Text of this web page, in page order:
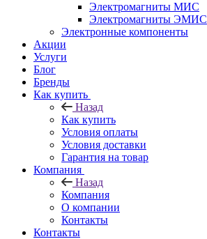
Электромагниты МИС
Электромагниты ЭМИС
Электронные компоненты
Акции
Услуги
Блог
Бренды
Как купить
Назад
Как купить
Условия оплаты
Условия доставки
Гарантия на товар
Компания
Назад
Компания
О компании
Контакты
Контакты